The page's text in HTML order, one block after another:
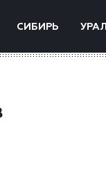
СИБИРЬ УРАЛ